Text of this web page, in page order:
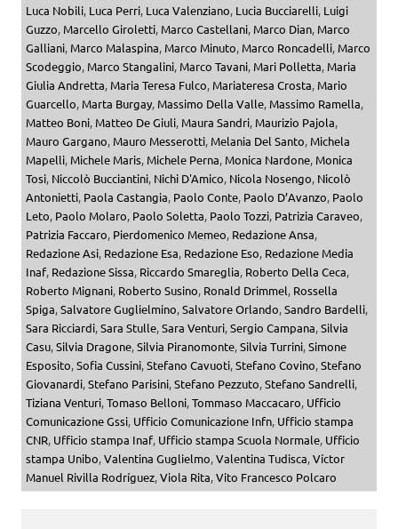
Luca Nobili, Luca Perri, Luca Valenziano, Lucia Bucciarelli, Luigi
Guzzo, Marcello Giroletti, Marco Castellani, Marco Dian, Marco
Galliani, Marco Malaspina, Marco Minuto, Marco Roncadelli, Marco
Scodeggio, Marco Stangalini, Marco Tavani, Mari Polletta, Maria
Giulia Andretta, Maria Teresa Fulco, Mariateresa Crosta, Mario
Guarcello, Marta Burgay, Massimo Della Valle, Massimo Ramella,
Matteo Boni, Matteo De Giuli, Maura Sandri, Maurizio Pajola,
Mauro Gargano, Mauro Messerotti, Melania Del Santo, Michela
Mapelli, Michele Maris, Michele Perna, Monica Nardone, Monica
Tosi, Niccolò Bucciantini, Nichi D'Amico, Nicola Nosengo, Nicolò
Antonietti, Paola Castangia, Paolo Conte, Paolo D’Avanzo, Paolo
Leto, Paolo Molaro, Paolo Soletta, Paolo Tozzi, Patrizia Caraveo,
Patrizia Faccaro, Pierdomenico Memeo, Redazione Ansa,
Redazione Asi, Redazione Esa, Redazione Eso, Redazione Media
Inaf, Redazione Sissa, Riccardo Smareglia, Roberto Della Ceca,
Roberto Mignani, Roberto Susino, Ronald Drimmel, Rossella
Spiga,Salvatore Guglielmino,Salvatore Orlando,Sandro Bardelli,
Sara Ricciardi,Sara Stulle,Sara Venturi,Sergio Campana,Silvia
Casu,Silvia Dragone,Silvia Piranomonte,Silvia Turrini,Simone
Esposito,Sofia Cussini,Stefano Cavuoti,Stefano Covino,Stefano
Giovanardi,Stefano Parisini,Stefano Pezzuto,Stefano Sandrelli,
Tiziana Venturi,Tomaso Belloni,Tommaso Maccacaro, Ufficio
Comunicazione Gssi, Ufficio Comunicazione Infn, Ufficio stampa
CNR, Ufficio stampa Inaf, Ufficio stampa Scuola Normale, Ufficio
stampa Unibo,Valentina Guglielmo,Valentina Tudisca,Víctor
Manuel Rivilla Rodríguez,Viola Rita,Vito Francesco Polcaro